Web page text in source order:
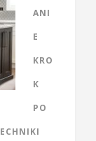
ANI
E
KRO
K
PO